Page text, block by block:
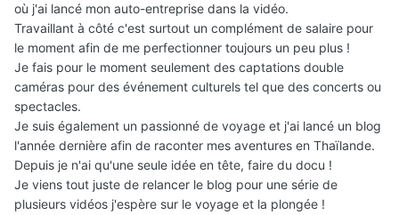
où j'ai lancé mon auto-entreprise dans la vidéo.
Travaillant à côté c'est surtout un complément de salaire pour
le moment afin de me perfectionner toujours un peu plus !
Je fais pour le moment seulement des captations double
caméras pour des événement culturels tel que des concerts ou
spectacles.
Je suis également un passionné de voyage et j'ai lancé un blog
l'année dernière afin de raconter mes aventures en Thaïlande.
Depuis je n'ai qu'une seule idée en tête, faire du docu !
Je viens tout juste de relancer le blog pour une série de
plusieurs vidéos j'espère sur le voyage et la plongée !